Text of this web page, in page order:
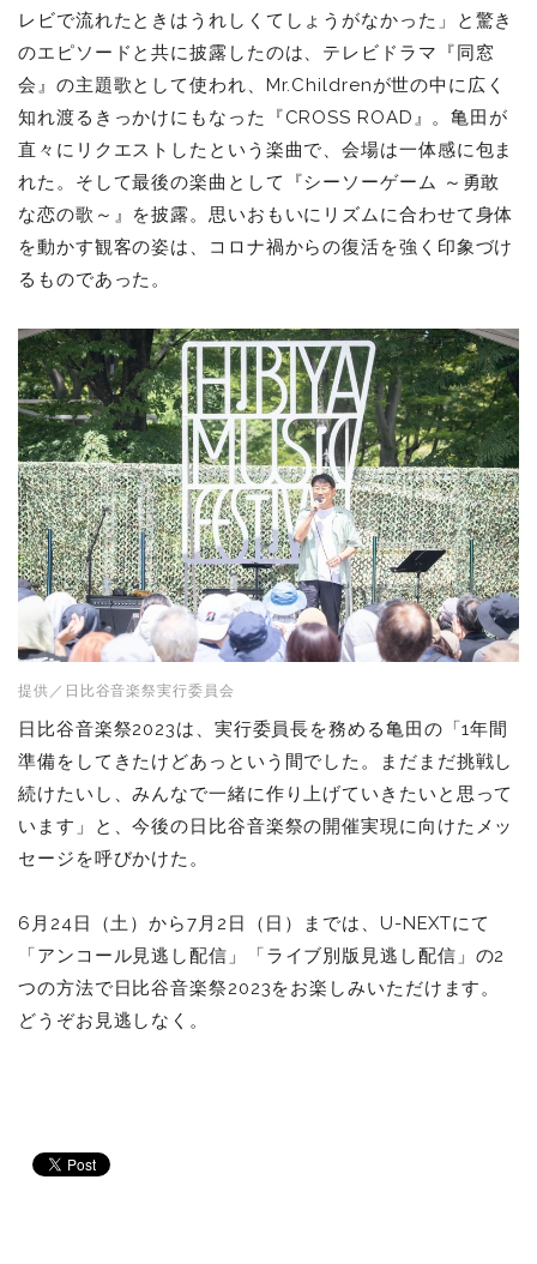
レビで流れたときはうれしくてしょうがなかった」と驚き
のエピソードと共に披露したのは、テレビドラマ『同窓
会』の主題歌として使われ、Mr.Childrenが世の中に広く
知れ渡るきっかけにもなった『CROSS ROAD』。亀田が
直々にリクエストしたという楽曲で、会場は一体感に包ま
れた。そして最後の楽曲として『シーソーゲーム ～勇敢
な恋の歌～』を披露。思いおもいにリズムに合わせて身体
を動かす観客の姿は、コロナ禍からの復活を強く印象づけ
るものであった。
提供／日比谷音楽祭実行委員会
日比谷音楽祭2023は、実行委員長を務める亀田の「1年間
準備をしてきたけどあっという間でした。まだまだ挑戦し
続けたいし、みんなで一緒に作り上げていきたいと思って
います」と、今後の日比谷音楽祭の開催実現に向けたメッ
セージを呼びかけた。
6月24日（土）から7月2日（日）までは、U-NEXTにて
「アンコール見逃し配信」「ライブ別版見逃し配信」の2
つの方法で日比谷音楽祭2023をお楽しみいただけます。
どうぞお見逃しなく。